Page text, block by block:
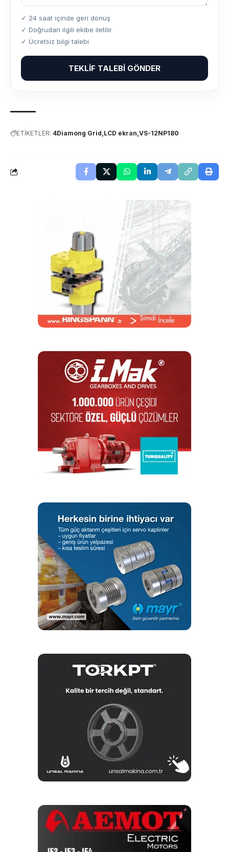
✓ 24 saat içinde geri dönüş
✓ Doğrudan ilgili ekibe iletilir
✓ Ücretsiz bilgi talebi
TEKLIF TALEBI GÖNDER
ETİKETLER: 4Diamong Grid LCD ekran VS-12NP180